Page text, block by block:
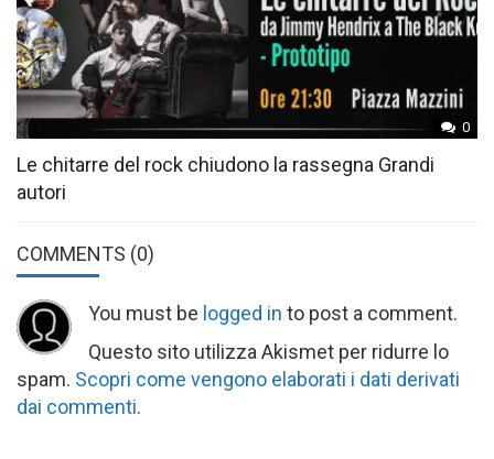
0
Le chitarre del rock chiudono la rassegna Grandi
autori
COMMENTS (0)
You must be logged in to post a comment.
Questo sito utilizza Akismet per ridurre lo
spam. Scopri come vengono elaborati i dati derivati
dai commenti.